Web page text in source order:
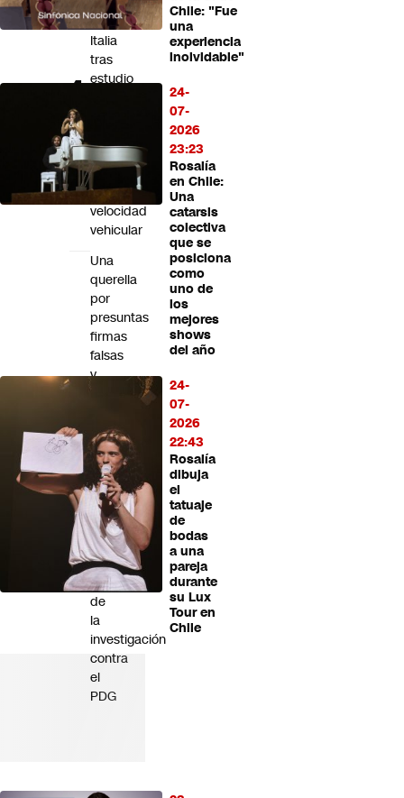
Chile: "Fue
una
experiencia
inolvidable"
24-
07-
2026
23:23
Rosalía
en Chile:
Una
catarsis
colectiva
que se
posiciona
como
uno de
los
mejores
shows
del año
24-
07-
2026
22:43
Rosalía
dibuja
el
tatuaje
de
bodas
a una
pareja
durante
su Lux
Tour en
Chile
Plaza
Italia
tras
estudio
de
67%
en
velocidad
vehicular
Una
querella
por
presuntas
firmas
falsas
y
del
Servel
por
eventuales
gastos
irregulares:
Esto
se
sabe
de
la
investigación
contra
el
PDG